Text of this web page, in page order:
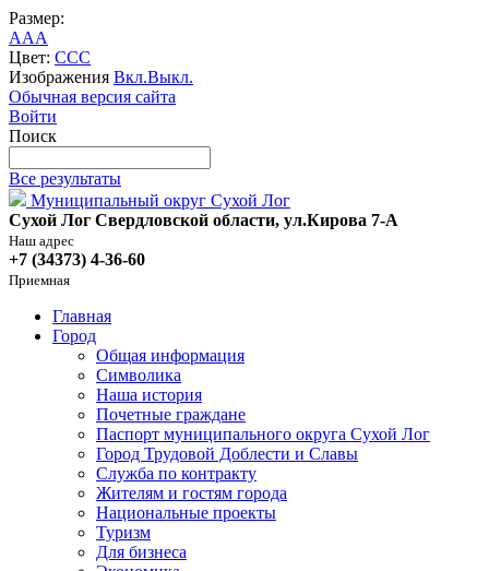
Размер:
AAA
Цвет: CCC
Изображения Вкл.Выкл.
Обычная версия сайта
Войти
Поиск
Все результаты
Муниципальный округ Сухой Лог
Сухой Лог Свердловской области, ул.Кирова 7-А
Наш адрес
+7 (34373) 4-36-60
Приемная
Главная
Город
Общая информация
Символика
Наша история
Почетные граждане
Паспорт муниципального округа Сухой Лог
Город Трудовой Доблести и Славы
Служба по контракту
Жителям и гостям города
Национальные проекты
Туризм
Для бизнеса